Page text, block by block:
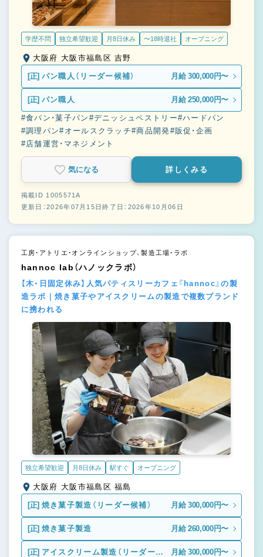
学歴不問 独立希望歓迎 月8日休み 〜18時退社 オープニング
大阪府 大阪市福島区 吉野
[正] パン職人（リーダー候補） 月給 300,000円〜
[正] パン職人 月給 250,000円〜
#食パン・菓子パン #デニッシュペストリー#ハードパン
#調理パン#オールスクラッチ#商品開発#販促・企画
#店舗運営・マネジメント
気になる 詳しくみる
掲載ID 1005571A
更新日：2026年07月15日終了日：2026年10月06日
工房・アトリエ・オンラインショップ、製造工場・ラボ
hannoc lab（ハノックラボ）
【木・日固定休み】人気パティスリーカフェ『hannoc』の製
造ラボ｜焼き菓子やアイスクリームの製造で複数ブランド
に携われる
独立希望歓迎 月8日休み 駅すぐ オープニング
大阪府 大阪市福島区 福島
[正] 焼き菓子製造（リーダー候補） 月給 300,000円〜
[正] 焼き菓子製造 月給 260,000円〜
[正] アイスクリーム製造（リーダー候
月給 300,000円〜